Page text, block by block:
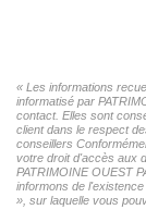
« Les informations
informatisé par
contact. Elles sont
client dans le respect
conseillers
votre droit d'accès aux
PATRIMOINE OUEST
informons de
», sur laquelle vous